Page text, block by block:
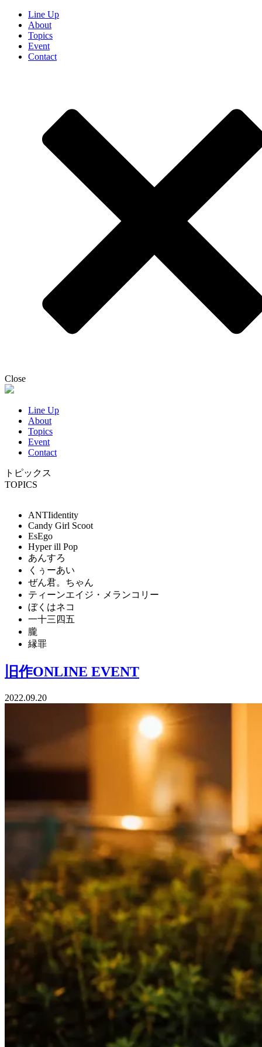
Line Up
About
Topics
Event
Contact
Close
Line Up
About
Topics
Event
Contact
トピックス
TOPICS
ANTIidentity
Candy Girl Scoot
EsEgo
Hyper ill Pop
あんすろ
くぅーあい
ぜん君。ちゃん
ティーンエイジ・メランコリー
ぼくはネコ
一十三四五
朧
縁罪
旧作ONLINE EVENT
2022.09.20